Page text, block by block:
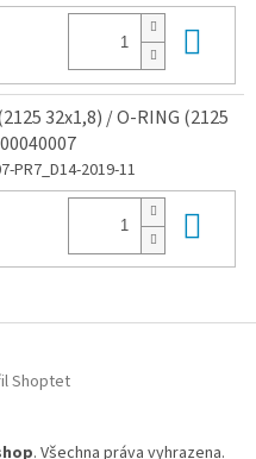
32x1,8) / O-RING (2125
PR7_D14-2019-11
Shoptet
. Všechna práva vyhrazena.